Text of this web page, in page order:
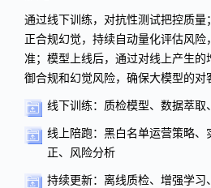
通过线下训练，对抗性测试把控质
正合规幻觉，持续自动量化评估风
准；模型上线后，通过对线上产生
御合规和幻觉风险，确保大模型的对
线下训练：质检模型、数据萃取
线上陪跑：黑白名单运营策略
正、风险分析
持续更新：离线质检、增强学习